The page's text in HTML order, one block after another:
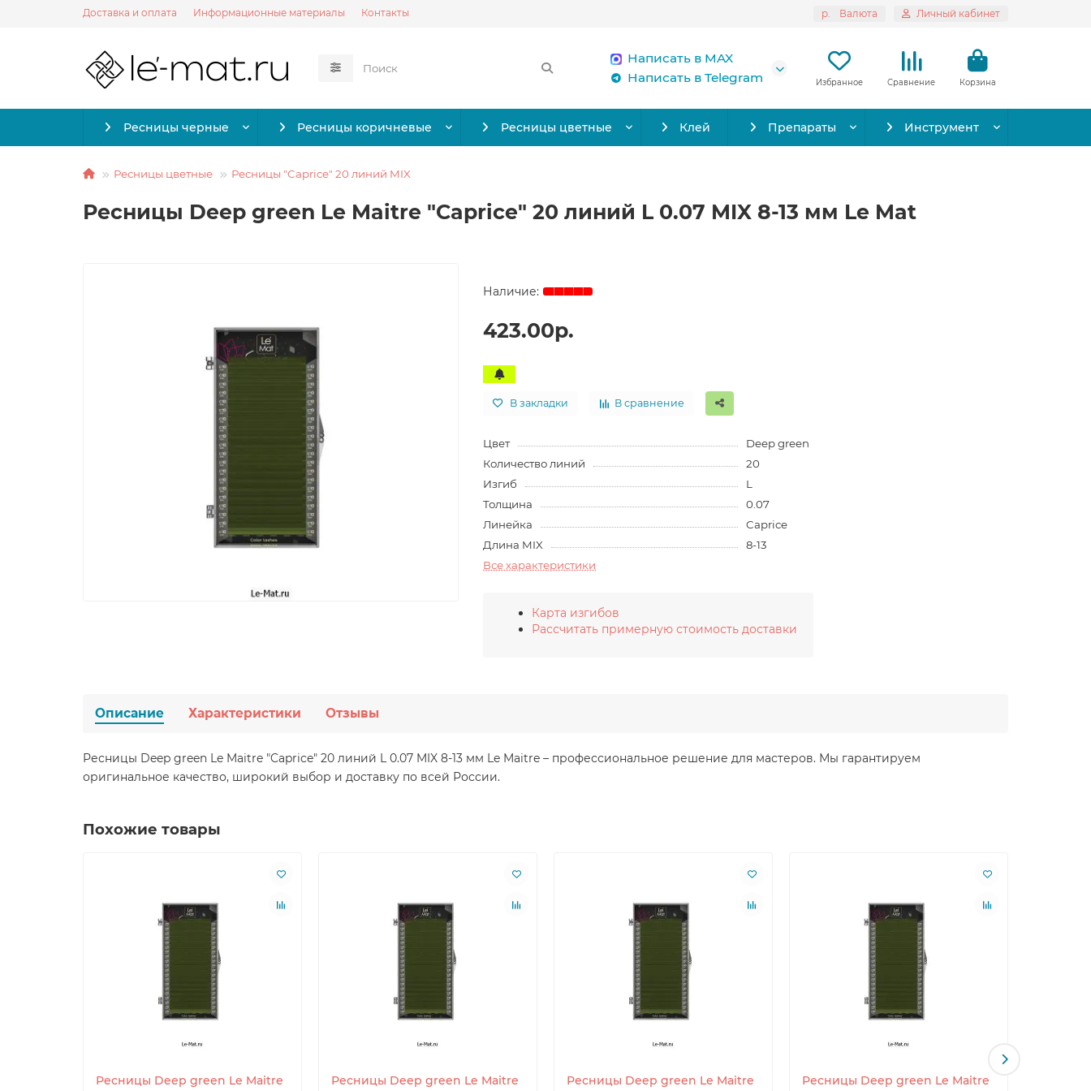
Доставка и оплата Информационные материалы Контакты р. Валюта Личный кабинет
Написать в MAX
Написать в Telegram
Избранное Сравнение Корзина
Ресницы черные Ресницы коричневые Ресницы цветные Клей Препараты Инструмент
Ресницы цветные Ресницы "Caprice" 20 линий MIX
Ресницы Deep green Le Maitre "Caprice" 20 линий L 0.07 MIX 8-13 мм Le Mat
423.00р.
В закладки В сравнение
Цвет
Deep green
Количество линий
20
Изгиб
L
Толщина
0.07
Линейка
Caprice
Длина MIX
8-13
Все характеристики
Карта изгибов
Рассчитать примерную стоимость доставки
Описание Характеристики Отзывы
Ресницы Deep green Le Maitre "Caprice" 20 линий L 0.07 MIX 8-13 мм Le Maitre – профессиональное решение для мастеров. Мы гарантируем
оригинальное качество, широкий выбор и доставку по всей России.
Похожие товары
Ресницы Deep green Le Maitre
Ресницы Deep green Le Maitre
Ресницы Deep green Le Maitre
Ресницы Deep green Le Maitre